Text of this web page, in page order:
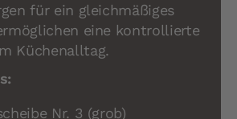
für ein gleichmäßiges
eine kontrollierte
Küchenalltag.
Nr. 3 (grob)